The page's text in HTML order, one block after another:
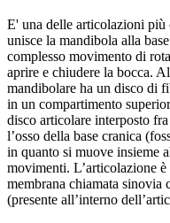
E' una delle articolazioni più
unisce la mandibola alla
complesso movimento di
aprire e chiudere la bocca.
mandibolare ha un disco di
in un compartimento
disco articolare interposto
l’osso della base cranica
in quanto si muove insieme
movimenti. L’articolazione
membrana chiamata
(presente all’interno